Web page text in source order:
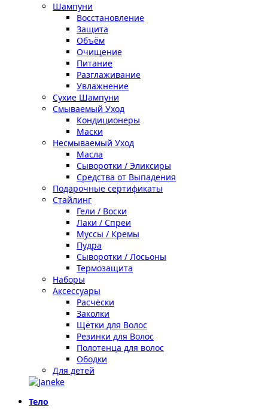
Шампуни
Восстановление
Защита
Объём
Очищение
Питание
Разглаживание
Увлажнение
Сухие Шампуни
Смываемый Уход
Кондиционеры
Маски
Несмываемый Уход
Масла
Сыворотки / Эликсиры
Средства от Выпадения
Подарочные сертификаты
Стайлинг
Гели / Воски
Лаки / Спреи
Муссы / Кремы
Пудра
Сыворотки / Лосьоны
Термозащита
Наборы
Аксессуары
Расчёски
Заколки
Щётки для Волос
Резинки для Волос
Полотенца для волос
Ободки
Для детей
Тело